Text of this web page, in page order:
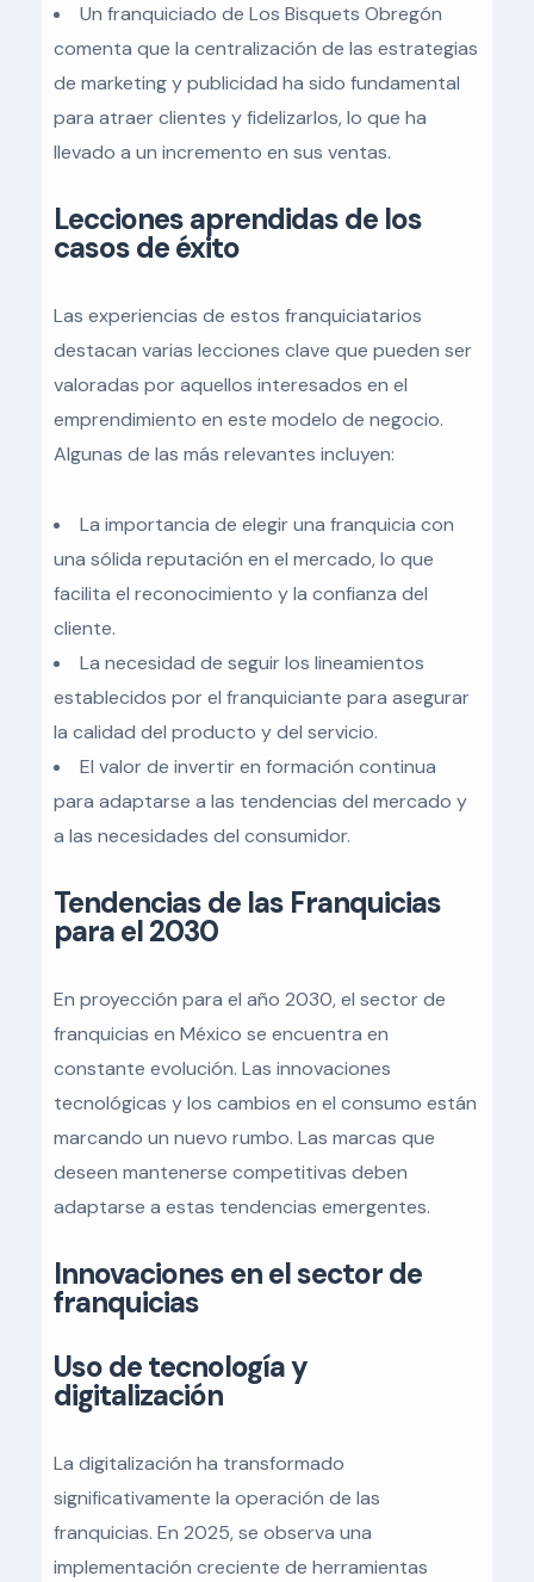
Un franquiciado de Los Bisquets Obregón
comenta que la centralización de las estrategias
de marketing y publicidad ha sido fundamental
para atraer clientes y fidelizarlos, lo que ha
llevado a un incremento en sus ventas.
Lecciones aprendidas de los
casos de éxito
Las experiencias de estos franquiciatarios
destacan varias lecciones clave que pueden ser
valoradas por aquellos interesados en el
emprendimiento en este modelo de negocio.
Algunas de las más relevantes incluyen:
La importancia de elegir una franquicia con
una sólida reputación en el mercado, lo que
facilita el reconocimiento y la confianza del
cliente.
La necesidad de seguir los lineamientos
establecidos por el franquiciante para asegurar
la calidad del producto y del servicio.
El valor de invertir en formación continua
para adaptarse a las tendencias del mercado y
a las necesidades del consumidor.
Tendencias de las Franquicias
para el 2030
En proyección para el año 2030, el sector de
franquicias en México se encuentra en
constante evolución. Las innovaciones
tecnológicas y los cambios en el consumo están
marcando un nuevo rumbo. Las marcas que
deseen mantenerse competitivas deben
adaptarse a estas tendencias emergentes.
Innovaciones en el sector de
franquicias
Uso de tecnología y
digitalización
La digitalización ha transformado
significativamente la operación de las
franquicias. En 2025, se observa una
implementación creciente de herramientas